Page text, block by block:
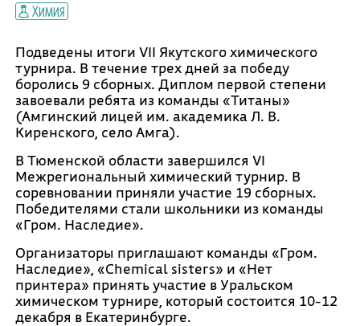
Химия
Подведены итоги VII Якутского химического
турнира. В течение трех дней за победу
боролись 9 сборных. Диплом первой степени
завоевали ребята из команды «Титаны»
(Амгинский лицей им. академика Л. В.
Киренского, село Амга).
В Тюменской области завершился VI
Межрегиональный химический турнир. В
соревновании приняли участие 19 сборных.
Победителями стали школьники из команды
«Гром. Наследие».
Организаторы приглашают команды «Гром.
Наследие», «Chemical sisters» и «Нет
принтера» принять участие в Уральском
химическом турнире, который состоится 10-12
декабря в Екатеринбурге.